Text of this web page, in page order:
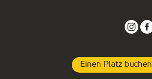
Einen Platz buchen